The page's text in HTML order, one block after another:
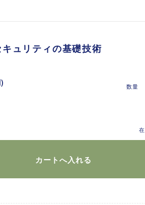
ュリティの基礎技術
数量